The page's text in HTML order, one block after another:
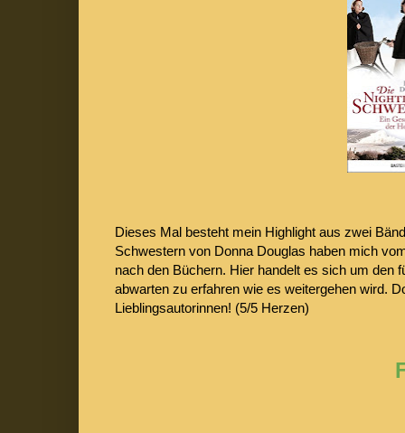
Dieses Mal besteht mein Highlight aus zwei
Schwestern von Donna Douglas haben mich
nach den Büchern. Hier handelt es sich um den
abwarten zu erfahren wie es weitergehen wird.
Lieblingsautorinnen! (5/5 Herzen)